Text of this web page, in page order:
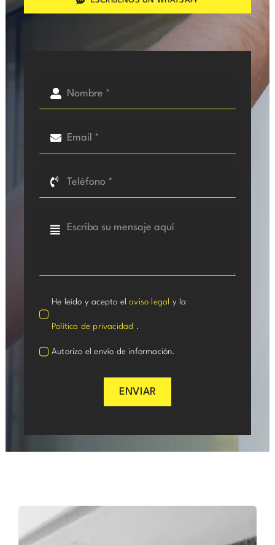
He leído y acepto elaviso legal y la
Política de privacidad .
Autorizo el envío de información.
ENVIAR